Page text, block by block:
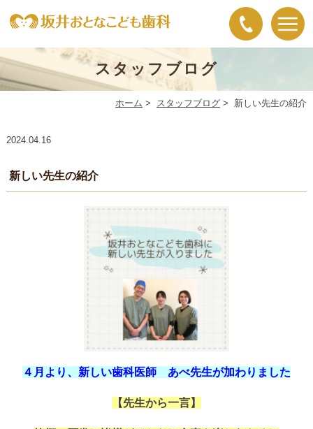
スタッフブログ
ホーム > スタッフブログ > 新しい先生の紹介
2024.04.16
新しい先生の紹介
４月より、新しい歯科医師 あべ先生が加わりました
【先生から一言】